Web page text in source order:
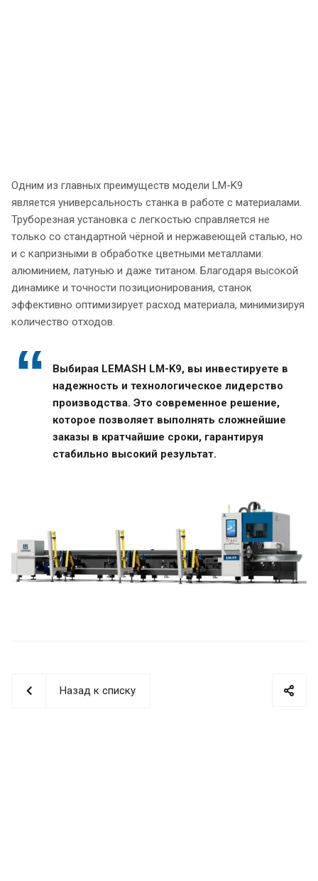
Одним из главных преимуществ модели LM-K9
является универсальность станка в работе с материалами.
Труборезная установка с легкостью справляется не
только со стандартной чёрной и нержавеющей сталью, но
и с капризными в обработке цветными металлами:
алюминием, латунью и даже титаном. Благодаря высокой
динамике и точности позиционирования, станок
эффективно оптимизирует расход материала, минимизируя
количество отходов.
Выбирая LEMASH LM-K9, вы инвестируете в
надежность и технологическое лидерство
производства. Это современное решение,
которое позволяет выполнять сложнейшие
заказы в кратчайшие сроки, гарантируя
стабильно высокий результат.
Назад к списку